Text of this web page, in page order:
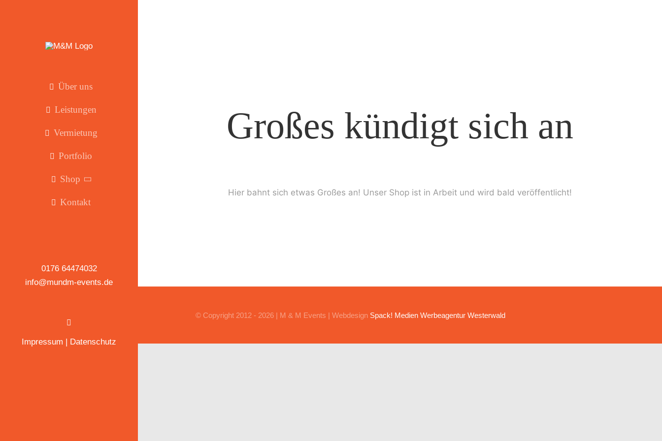
Über uns
Leistungen
Vermietung
Portfolio
Shop
Kontakt
0176 64474032
info@mundm-events.de
Impressum Datenschutz
Großes kündigt sich an
Hier bahnt sich etwas Großes an! Unser Shop ist in Arbeit und wird bald veröffentlicht!
© Copyright 2012 - 2026 | M & M Events | Webdesign Spack! Medien Werbeagentur Westerwald